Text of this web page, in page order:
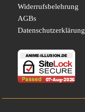
Widerrufsbelehrung
AGBs
Datenschutzerklärung